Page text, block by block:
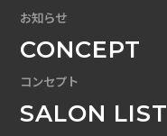
お知らせ
CONCEPT
コンセプト
SALON LIST